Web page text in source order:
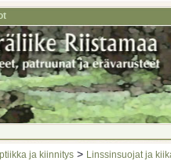
ja kiinnitys > Linssinsuojat ja